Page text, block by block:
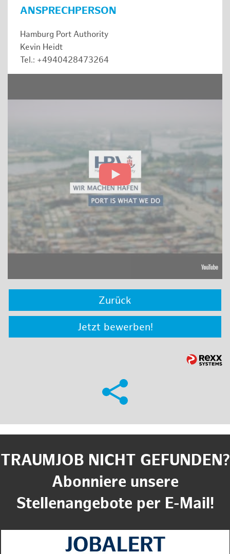
ANSPRECHPERSON
Hamburg Port Authority
Kevin Heidt
Tel.: +4940428473264
Zurück
Jetzt bewerben!
TRAUMJOB NICHT GEFUNDEN?
Abonniere unsere
Stellenangebote per E-Mail!